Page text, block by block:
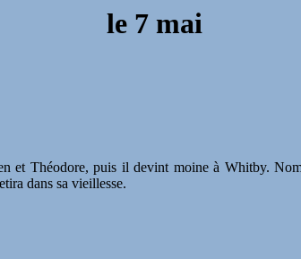
le 7 mai
et Théodore, puis il devint moine à Whitby.
dans sa vieillesse.